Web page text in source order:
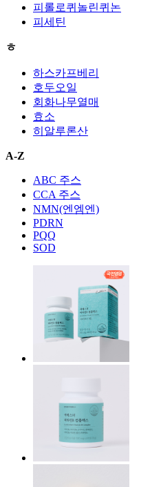
피롤로퀴놀린퀴논
피세틴
ㅎ
하스카프베리
호두오일
회화나무열매
효소
히알루론산
A-Z
ABC 주스
CCA 주스
NMN(엔엠엔)
PDRN
PQQ
SOD